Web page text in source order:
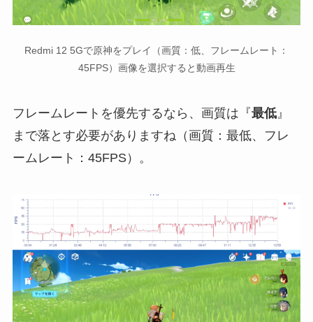
Redmi 12 5Gで原神をプレイ（画質：低、フレームレート：
45FPS）画像を選択すると動画再生
フレームレートを優先するなら、画質は『最低』
まで落とす必要がありますね（画質：最低、フレ
ームレート：45FPS）。